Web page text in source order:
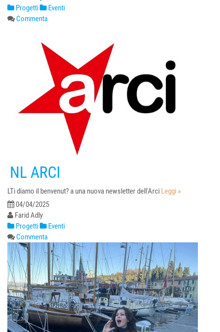
Progetti
Eventi
Commenta
NL ARCI
LTi diamo il benvenut? a una nuova newsletter dell'Arci Leggi »
04/04/2025
Farid Adly
Progetti
Eventi
Commenta